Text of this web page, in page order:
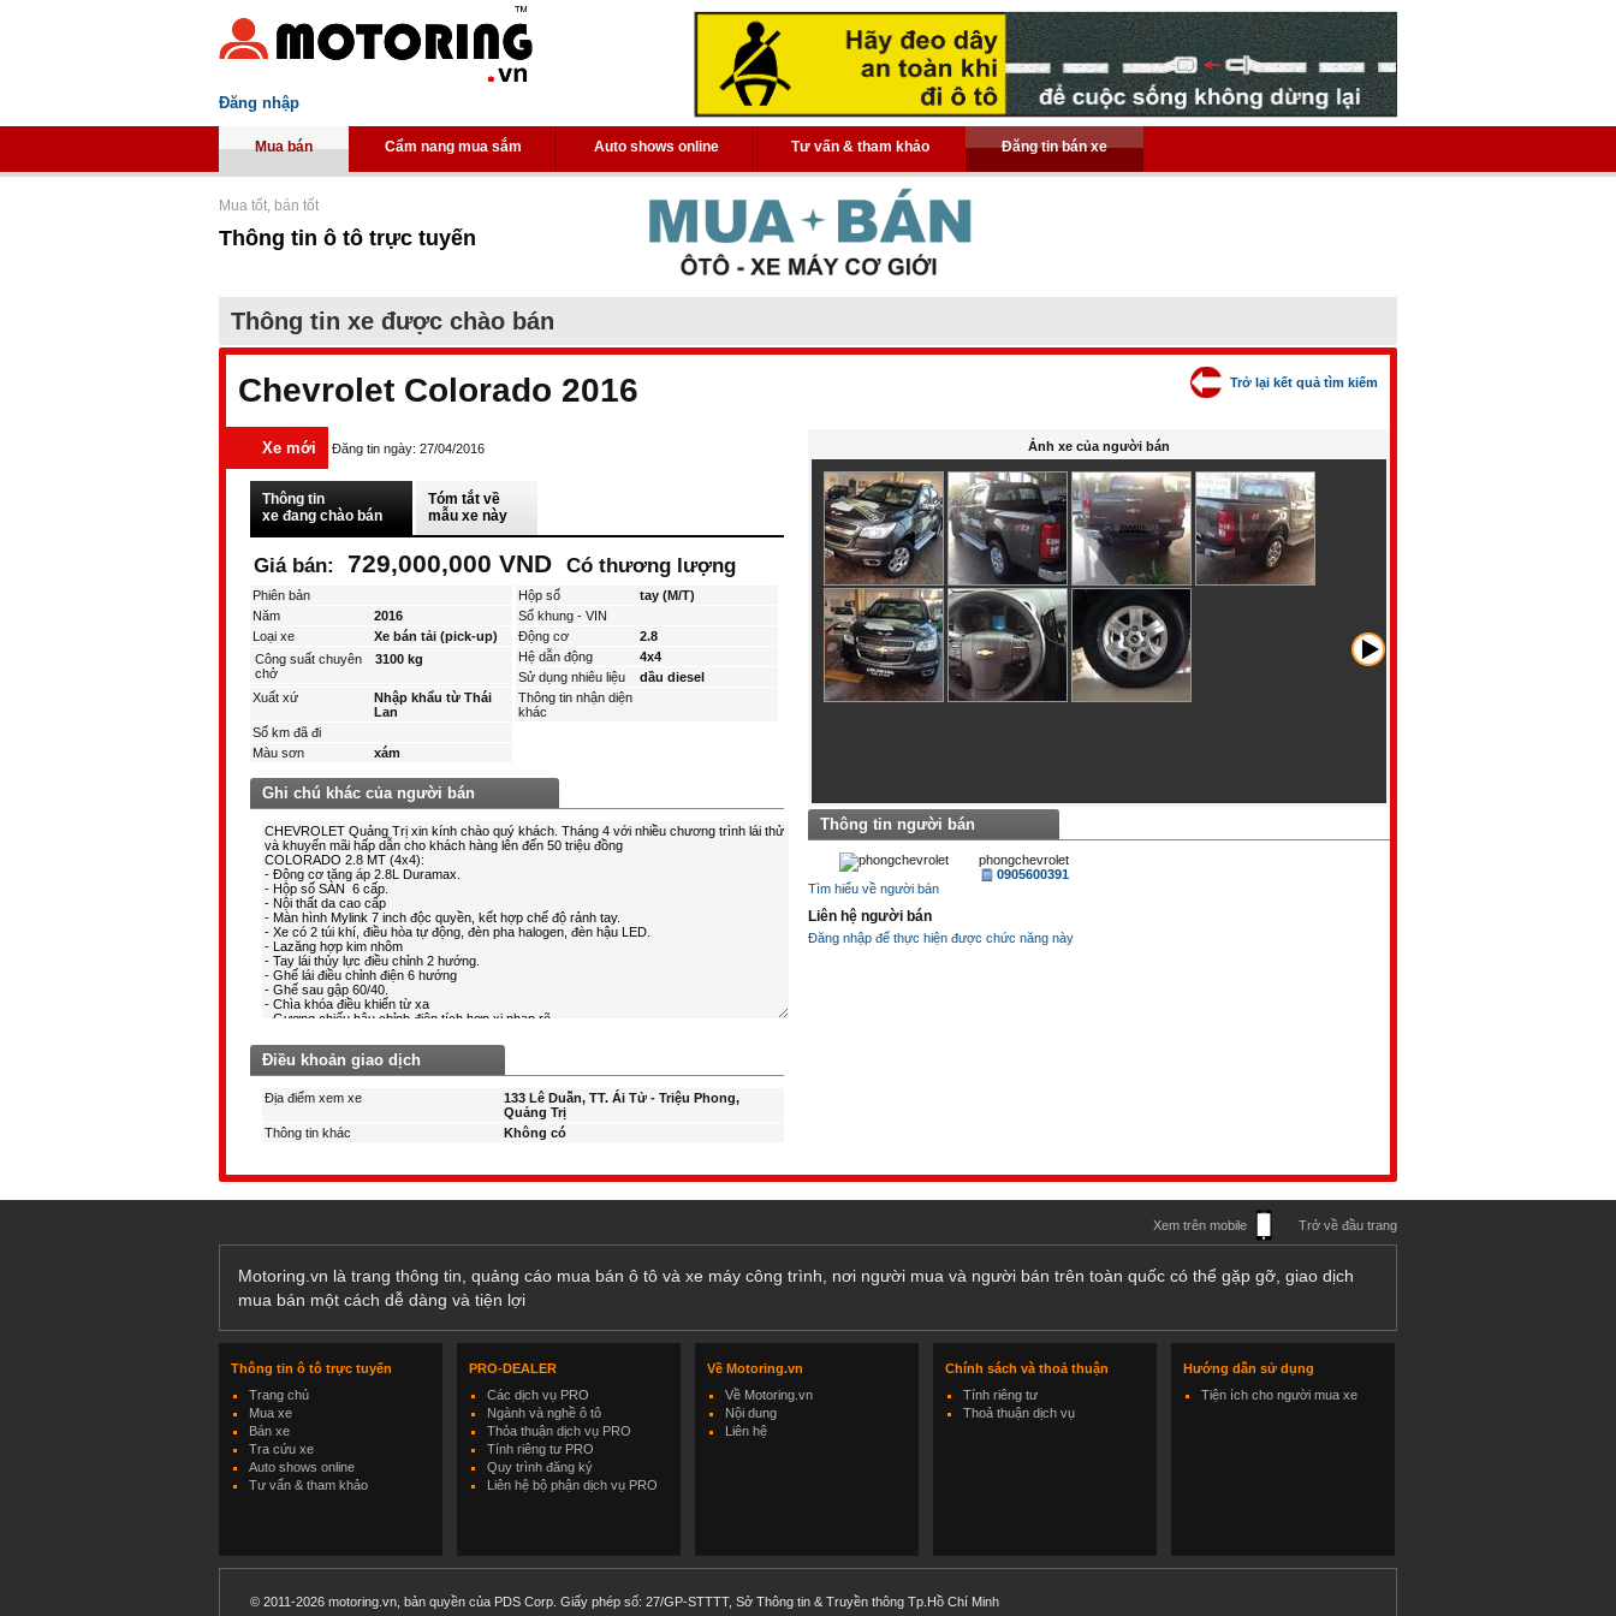
Đăng nhập
Mua bán Cẩm nang mua sắm Auto shows online Tư vấn & tham khảo Đăng tin bán xe
Mua tốt, bán tốt
Thông tin ô tô trực tuyến
Thông tin xe được chào bán
Chevrolet Colorado 2016
Xe mới Đăng tin ngày: 27/04/2016
Thông tin
xe đang chào bán
Tóm tắt về
mẫu xe này
Giá bán: 729,000,000 VND Có thương lượng
Phiên bản
Năm
2016
Loại xe
Xe bán tải (pick-up)
Công suất chuyên
chở
3100 kg
Xuất xứ
Nhập khẩu từ Thái
Lan
Số km đã đi
Màu sơn
xám
Hộp số
tay (M/T)
Số khung - VIN
Động cơ
2.8
Hệ dẫn động
4x4
Sử dụng nhiêu liệu
dầu diesel
Thông tin nhận diện
khác
Ghi chú khác của người bán
Điều khoản giao dịch
Địa điểm xem xe
133 Lê Duẫn, TT. Ái Tử - Triệu Phong,
Quảng Trị
Thông tin khác
Không có
Trở lại kết quả tìm kiếm
Ảnh xe của người bán
Thông tin người bán
phongchevrolet
0905600391
Tìm hiểu về người bán
Liên hệ người bán
Đăng nhập để thực hiện được chức năng này
Xem trên mobile Trở về đầu trang
Motoring.vn là trang thông tin, quảng cáo mua bán ô tô và xe máy công trình, nơi người mua và người bán trên toàn quốc có thể gặp gỡ, giao dịch
mua bán một cách dễ dàng và tiện lợi
Thông tin ô tô trực tuyến
Trang chủ
Mua xe
Bán xe
Tra cứu xe
Auto shows online
Tư vấn & tham khảo
PRO-DEALER
Các dịch vụ PRO
Ngành và nghề ô tô
Thỏa thuận dịch vụ PRO
Tính riêng tư PRO
Quy trình đăng ký
Liên hệ bộ phận dịch vụ PRO
Về Motoring.vn
Về Motoring.vn
Nội dung
Liên hệ
Chính sách và thoả thuận
Tính riêng tư
Thoả thuận dịch vụ
Hướng dẫn sử dụng
Tiện ích cho người mua xe
© 2011-2026 motoring.vn, bản quyền của PDS Corp. Giấy phép số: 27/GP-STTTT, Sở Thông tin & Truyền thông Tp.Hồ Chí Minh